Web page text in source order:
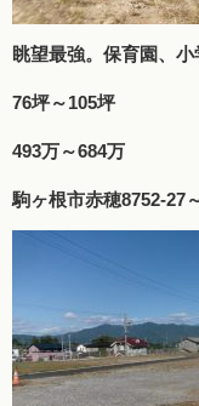
眺望最強。保育園、小
76坪～105坪
493万～684万
駒ヶ根市赤穂8752-27